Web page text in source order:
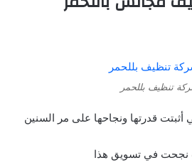
تنظيف بللحمر
أثبتت قدرتها ونجاحها على مر السنين
نجحت في تسويق هذا